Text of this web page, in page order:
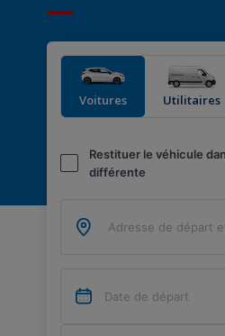
Voitures Utilitaires
Restituer le véhicule
différente